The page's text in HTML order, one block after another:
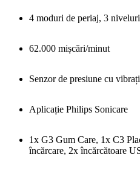
4 moduri de periaj, 3
62.000 mișcări/minut
Senzor de presiune cu
Aplicație Philips Sonicare
1x G3 Gum Care, 1x C3
încărcare, 2x încărcătoare